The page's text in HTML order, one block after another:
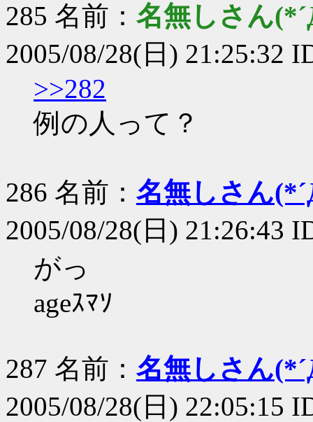
285 名前： 名無しさん
2005/08/28(日) 21:25:32
>>282
例の人って？
286 名前： 名無しさん
2005/08/28(日) 21:26:43
がっ
ageｽﾏｿ
287 名前： 名無しさん
2005/08/28(日) 22:05:15